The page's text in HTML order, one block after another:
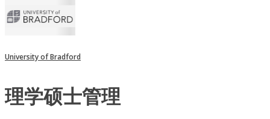
University of Bradford
理学硕士管理